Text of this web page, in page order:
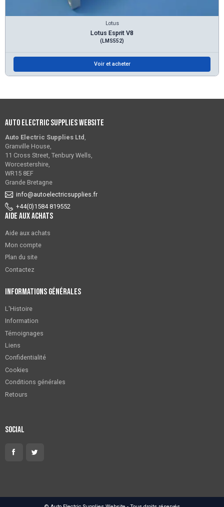
Lotus
Lotus Esprit V8
(LMS552)
Voir et acheter
Auto Electric Supplies Website
Auto Electric Supplies Ltd
Granville House,
11 Cross Street, Tenbury Wells,
Worcestershire,
WR15 8EF
Grande Bretagne
info@autoelectricsupplies.fr
+44(0)1584 819552
Aide aux achats
Aide aux achats
Mon compte
Plan du site
Contactez
Informations générales
L'Histoire
Information
Témoignages
Liens
Confidentialité
Cookies
Conditions générales
Retours
Social